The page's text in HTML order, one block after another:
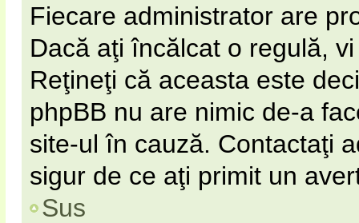
Fiecare administrator are
Dacă aţi încălcat o regulă,
Reţineţi că aceasta este
phpBB nu are nimic de-a
site-ul în cauză. Contactaţi
sigur de ce aţi primit un
Sus